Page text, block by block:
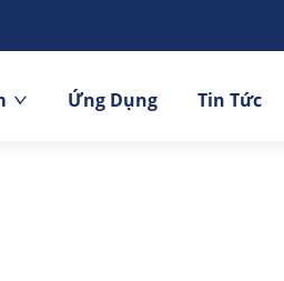
Ứng Dụng Tin Tức